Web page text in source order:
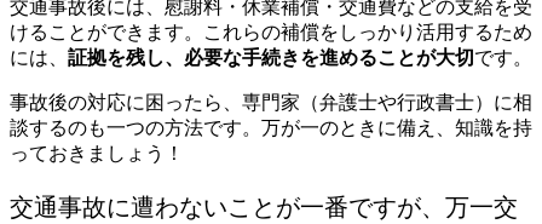
交通事故後には、慰謝料・休業補償・交通費などの支給を受
けることができます。これらの補償をしっかり活用するため
には、 証拠を残し、必要な手続きを進めることが大切です。
事故後の対応に困ったら、専門家（弁護士や行政書士）に相
談するのも一つの方法です。万が一のときに備え、知識を持
っておきましょう！
交通事故に遭わないことが一番ですが、万一交